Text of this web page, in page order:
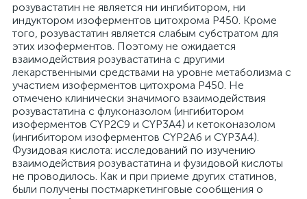
розувастатин не является ни ингибитором, ни
индуктором изоферментов цитохрома Р450. Кроме
того, розувастатин является слабым субстратом для
этих изоферментов. Поэтому не ожидается
взаимодействия розувастатина с другими
лекарственными средствами на уровне метаболизма с
участием изоферментов цитохрома P450. Не
отмечено клинически значимого взаимодействия
розувастатина с флуконазолом (ингибитором
изоферментов CYP2C9 и CYP3A4) и кетоконазолом
(ингибитором изоферментов CYP2A6 и CYP3A4).
Фузидовая кислота: исследований по изучению
взаимодействия розувастатина и фузидовой кислоты
не проводилось. Как и при приеме других статинов,
были получены постмаркетинговые сообщения о